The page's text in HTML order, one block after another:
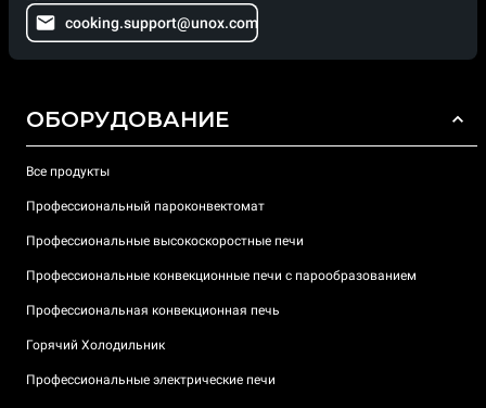
cooking.support@unox.com
ОБОРУДОВАНИЕ
Все продукты
Профессиональный пароконвектомат
Профессиональные высокоскоростные печи
Профессиональные конвекционные печи с парообразованием
Профессиональная конвекционная печь
Горячий Холодильник
Профессиональные электрические печи